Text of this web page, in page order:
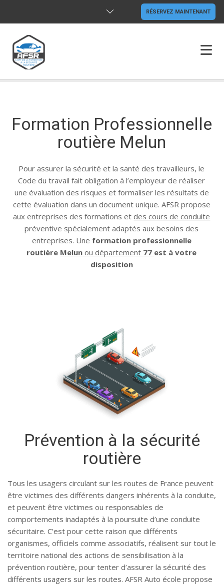
RÉSERVEZ MAINTENANT
LOCATION VÉHICULE
REMORQUE
LABEL QUALITÉ
Formation Professionnelle
routière Melun
Pour assurer la sécurité et la santé des travailleurs, le
Code du travail fait obligation à l’employeur de réaliser
une évaluation des risques et formaliser les résultats de
cette évaluation dans un document unique. AFSR propose
aux entreprises des formations etdes cours de conduite
préventive spécialement adaptés aux besoins des
entreprises. Une formation professionnelle
routière Melun ou département 77 est à votre
disposition
Prévention à la sécurité
routière
Tous les usagers circulant sur les routes de France peuvent
être victimes des différents dangers inhérents à la conduite,
et peuvent être victimes ou responsables de
comportements inadaptés à la poursuite d’une conduite
sécuritaire. C’est pour cette raison que différents
organismes, officiels comme associatifs, réalisent sur tout le
territoire national des actions de sensibilisation à la
prévention routière, pour tenter d’assurer la sécurité des
différents usagers sur les routes. AFSR Auto école propose